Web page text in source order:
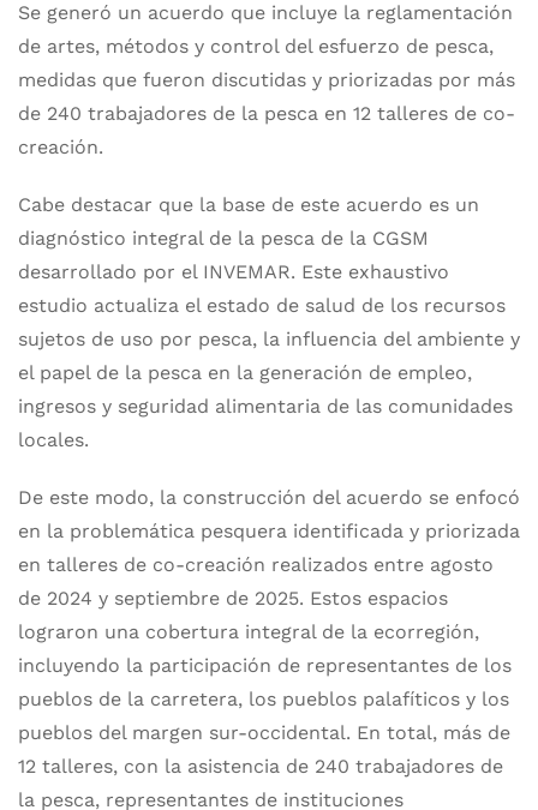
Se generó un acuerdo que incluye la reglamentación
de artes, métodos y control del esfuerzo de pesca,
medidas que fueron discutidas y priorizadas por más
de 240 trabajadores de la pesca en 12 talleres de co-
creación.
Cabe destacar que la base de este acuerdo es un
diagnóstico integral de la pesca de la CGSM
desarrollado por el INVEMAR. Este exhaustivo
estudio actualiza el estado de salud de los recursos
sujetos de uso por pesca, la influencia del ambiente y
el papel de la pesca en la generación de empleo,
ingresos y seguridad alimentaria de las comunidades
locales.
De este modo, la construcción del acuerdo se enfocó
en la problemática pesquera identificada y priorizada
en talleres de co-creación realizados entre agosto
de 2024 y septiembre de 2025. Estos espacios
lograron una cobertura integral de la ecorregión,
incluyendo la participación de representantes de los
pueblos de la carretera, los pueblos palafíticos y los
pueblos del margen sur-occidental. En total, más de
12 talleres, con la asistencia de 240 trabajadores de
la pesca, representantes de instituciones